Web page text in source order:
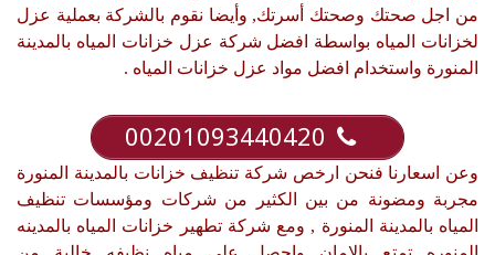
من اجل صحتك وصحتك أسرتك, وأيضا نقوم بالشركة بعملية عزل
لخزانات المياه بواسطة افضل شركة عزل خزانات المياه بالمدينة
المنورة واستخدام افضل مواد عزل خزانات المياه .
وعن اسعارنا فنحن ارخص شركة تنظيف خزانات بالمدينة المنورة
مجربة ومضونة من بين الكثير من شركات ومؤسسات تنظيف
المياه بالمدينة المنورة , ومع شركة تطهير خزانات المياه بالمدينه